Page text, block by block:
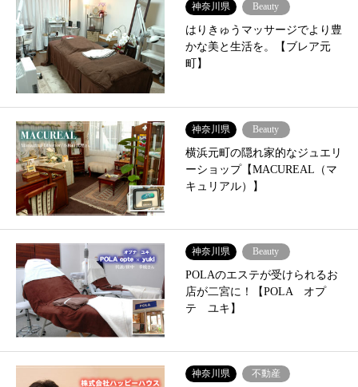
神奈川県 Beauty
はりきゅうマッサージでより豊
かな美と生活を。【ブレア元
町】
神奈川県 Beauty
横浜元町の隠れ家的なジュエリ
ーショップ【MACUREAL（マ
キュリアル）】
神奈川県 Beauty
POLAのエステが受けられるお
店が二宮に！【POLA オプ
テ ユキ】
神奈川県 不動産